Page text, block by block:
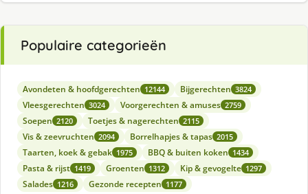
Populaire categorieën
Avondeten & hoofdgerechten 12144 Bijgerechten 3824
Vleesgerechten 3024 Voorgerechten & amuses 2759
Soepen 2120 Toetjes & nagerechten 2115
Vis & zeevruchten 2094 Borrelhapjes & tapas 2015
Taarten, koek & gebak 1975 BBQ & buiten koken 1434
Pasta & rijst 1419 Groenten 1312 Kip & gevogelte 1297
Salades 1216 Gezonde recepten 1177